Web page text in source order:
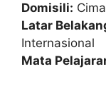
Domisili:
Latar
Internasional
Mata